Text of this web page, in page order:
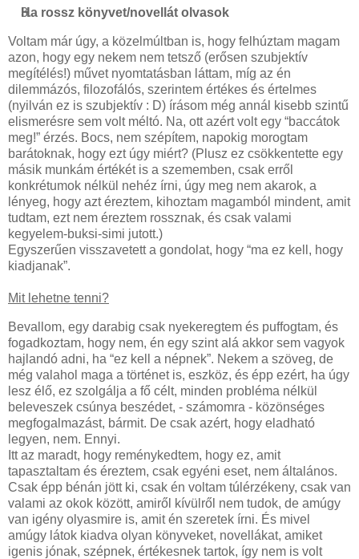
Ha rossz könyvet/novellát olvasok
Voltam már úgy, a közelmúltban is, hogy felhúztam magam
azon, hogy egy nekem nem tetsző (erősen szubjektív
megítélés!) művet nyomtatásban láttam, míg az én
dilemmázós, filozofálós, szerintem értékes és értelmes
(nyilván ez is szubjektív : D) írásom még annál kisebb szintű
elismerésre sem volt méltó. Na, ott azért volt egy “baccátok
meg!” érzés. Bocs, nem szépítem, napokig morogtam
barátoknak, hogy ezt úgy miért? (Plusz ez csökkentette egy
másik munkám értékét is a szememben, csak erről
konkrétumok nélkül nehéz írni, úgy meg nem akarok, a
lényeg, hogy azt éreztem, kihoztam magamból mindent, amit
tudtam, ezt nem éreztem rossznak, és csak valami
kegyelem-buksi-simi jutott.)
Egyszerűen visszavetett a gondolat, hogy “ma ez kell, hogy
kiadjanak”.
Mit lehetne tenni?
Bevallom, egy darabig csak nyekeregtem és puffogtam, és
fogadkoztam, hogy nem, én egy szint alá akkor sem vagyok
hajlandó adni, ha “ez kell a népnek”. Nekem a szöveg, de
még valahol maga a történet is, eszköz, és épp ezért, ha úgy
lesz élő, ez szolgálja a fő célt, minden probléma nélkül
beleveszek csúnya beszédet, - számomra - közönséges
megfogalmazást, bármit. De csak azért, hogy eladható
legyen, nem. Ennyi.
Itt az maradt, hogy reménykedtem, hogy ez, amit
tapasztaltam és éreztem, csak egyéni eset, nem általános.
Csak épp bénán jött ki, csak én voltam túlérzékeny, csak van
valami az okok között, amiről kívülről nem tudok, de amúgy
van igény olyasmire is, amit én szeretek írni. És mivel
amúgy látok kiadva olyan könyveket, novellákat, amiket
igenis jónak, szépnek, értékesnek tartok, így nem is volt